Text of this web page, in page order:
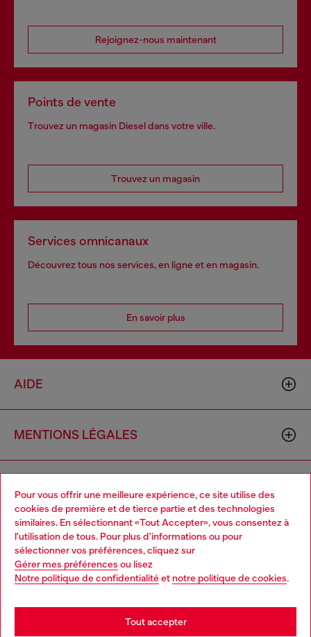
Pour vous offrir une meilleure expérience, ce site utilise des
cookies de première et de tierce partie et des technologies
similaires. En sélectionnant «Tout Accepter», vous consentez à
l'utilisation de tous. Pour plus d'informations ou pour
sélectionner vos préférences, cliquez sur
Gérer mes préférences ou lisez
Notre politique de confidentialitéet notre politique de cookies.
Tout accepter
Rejoignez-nous maintenant
Points de vente
Trouvez un magasin Diesel dans votre ville.
Trouvez un magasin
Services omnicanaux
Découvrez tous nos services, en ligne et en magasin.
En savoir plus
AIDE
MENTIONS LÉGALES
CORPORATE
Choose your location
You are currently browsing France website, but it seems you
may be based in United States